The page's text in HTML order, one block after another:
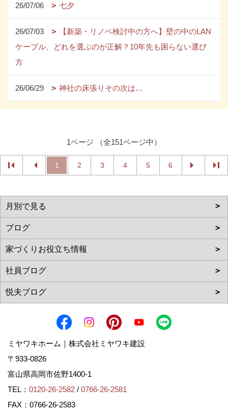
26/07/06 七夕
26/07/03
【新築・リノベ検討中の方へ】壁の中のLAN
ケーブル、どれを選ぶのが正解？10年先も困らない選び
方
26/06/29 神社の床張りその次は…
1ページ （全151ページ中）
1 2 3 4 5 6
ミヤワキホーム｜株式会社ミヤワキ建設
〒933-0826
富山県高岡市佐野1400-1
TEL： 0120-26-2582 / 0766-26-2581
FAX：0766-26-2583